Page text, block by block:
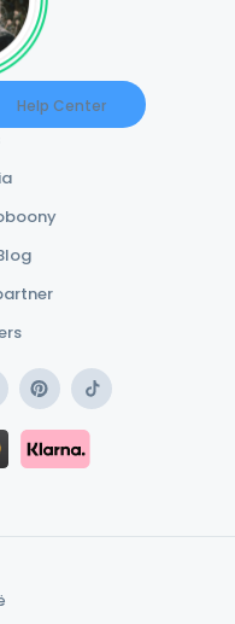
Help Center
PinterestTikTok
Card
Safe Payment Klarna